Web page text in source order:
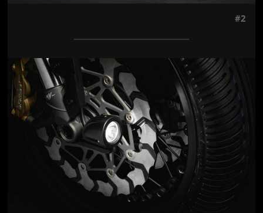
#2
Jön még kép!